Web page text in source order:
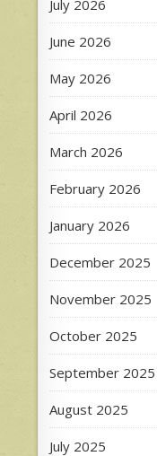
July 2026
June 2026
May 2026
April 2026
March 2026
February 2026
January 2026
December 2025
November 2025
October 2025
September 2025
August 2025
July 2025